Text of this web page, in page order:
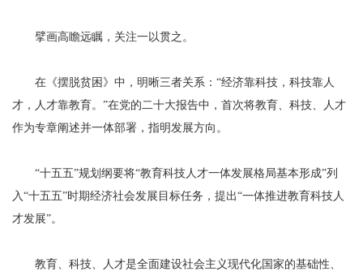
擘画高瞻远瞩，关注一以贯之。
在《摆脱贫困》中，明晰三者关系：“经济靠科技，科技靠人
才，人才靠教育。”在党的二十大报告中，首次将教育、科技、人才
作为专章阐述并一体部署，指明发展方向。
“十五五”规划纲要将“教育科技人才一体发展格局基本形成”列
入“十五五”时期经济社会发展目标任务，提出“一体推进教育科技人
才发展”。
教育、科技、人才是全面建设社会主义现代化国家的基础性、